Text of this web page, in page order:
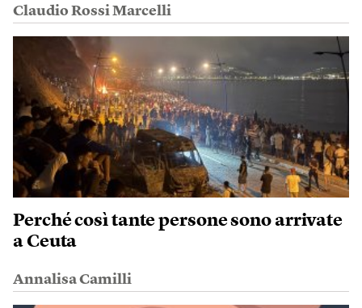
Claudio Rossi Marcelli
Perché così tante persone sono arrivate
a Ceuta
Annalisa Camilli